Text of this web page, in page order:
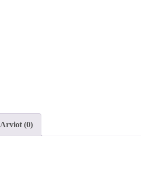
Arviot (0)